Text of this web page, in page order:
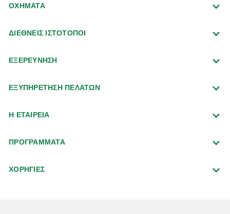
ΟΧΗΜΑΤΑ
ΔΙΕΘΝΕΙΣ ΙΣΤΟΤΟΠΟΙ
ΕΞΕΡΕΥΝΗΣΗ
ΕΞΥΠΗΡΕΤΗΣΗ ΠΕΛΑΤΩΝ
Η ΕΤΑΙΡΕΙΑ
ΠΡΟΓΡΑΜΜΑΤΑ
ΧΟΡΗΓΙΕΣ